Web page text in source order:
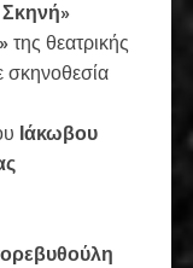
της θεατρικής
Ιάκωβου